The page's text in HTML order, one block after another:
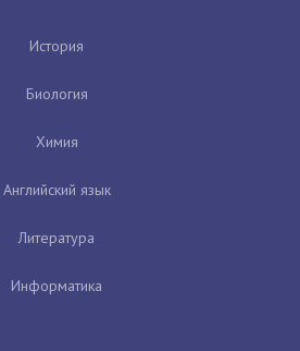
История
Биология
Химия
Английский язык
Литература
Информатика